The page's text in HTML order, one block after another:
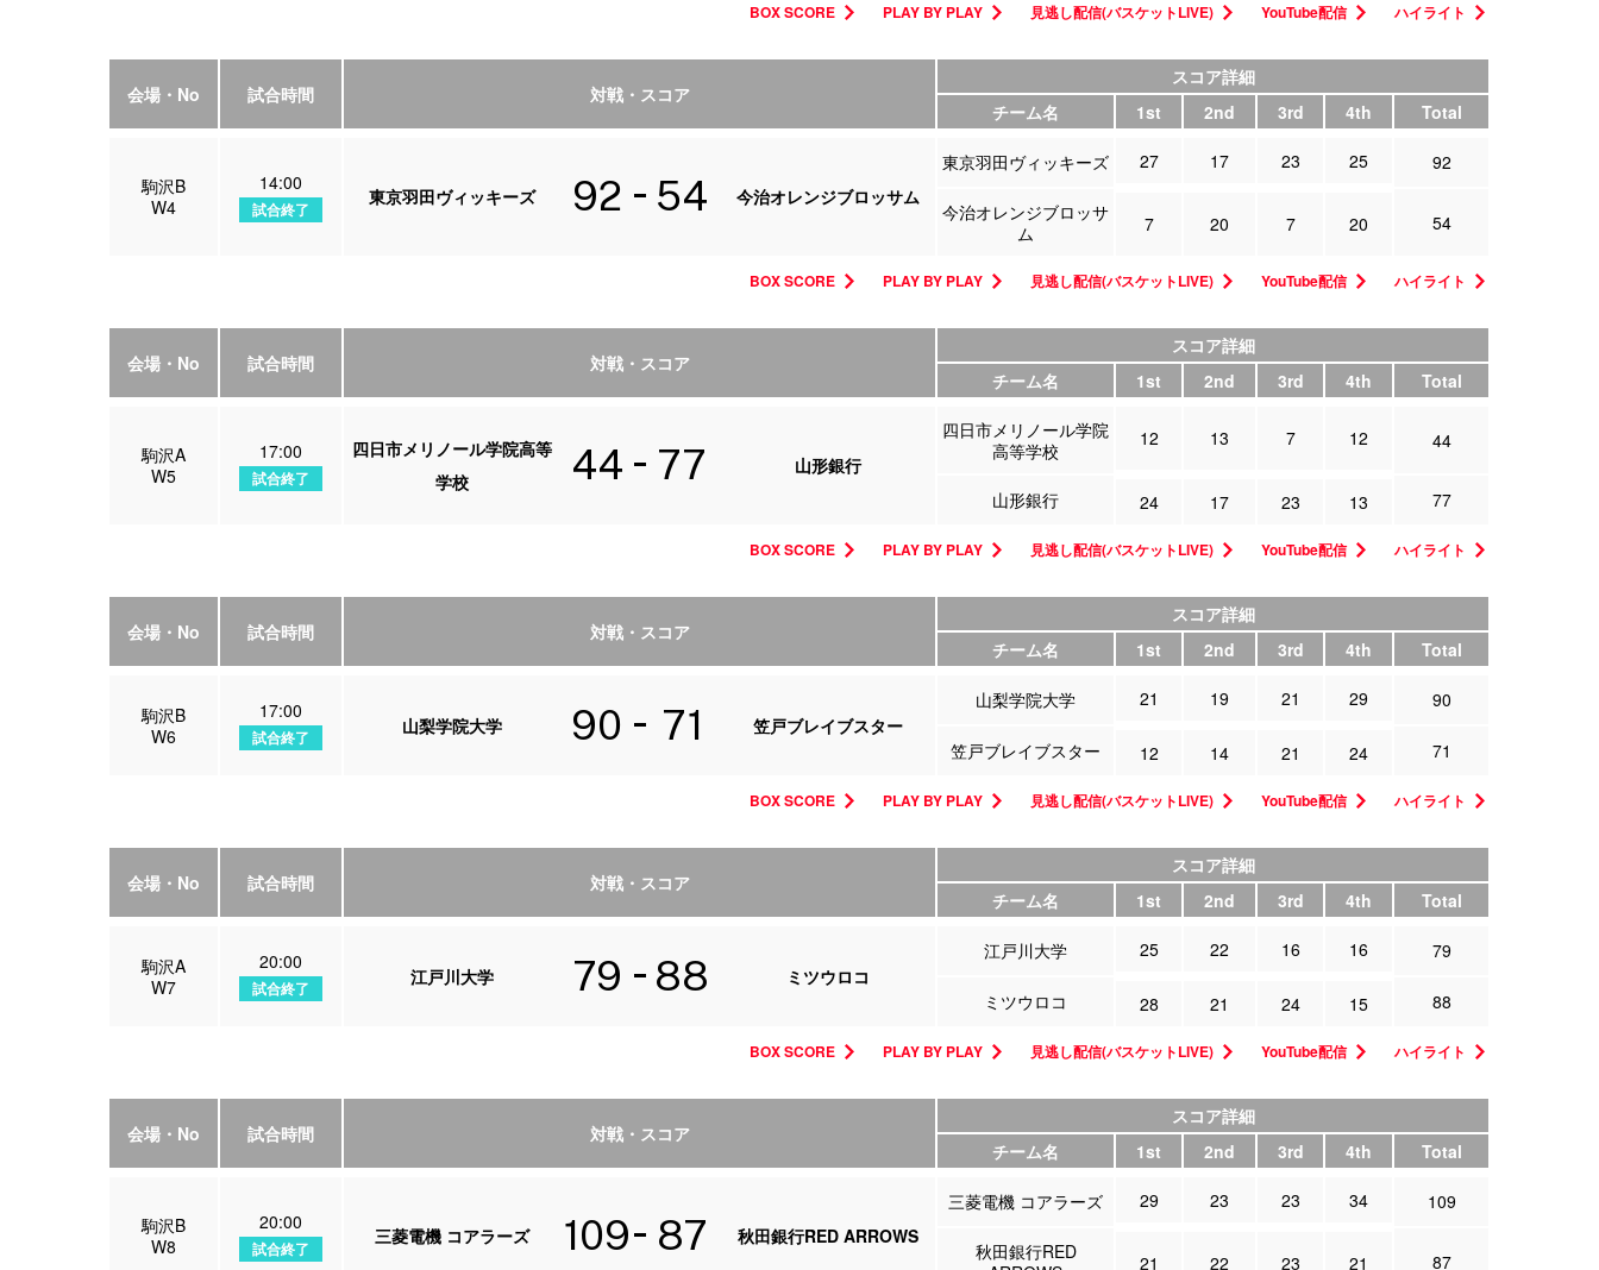
BOX SCORE PLAY BY PLAY 見逃し配信(バスケットLIVE) YouTube配信 ハイライト
会場・No 試合時間 対戦・スコア
スコア詳細
チーム名
1st 2nd 3rd 4th Total
駒沢B
W4
14:00
試合終了
東京羽田ヴィッキーズ 92 54 今治オレンジブロッサム
東京羽田ヴィッキーズ 27 17 23 25 92
今治オレンジブロッサ
ム
7 20 7 20 54
BOX SCORE PLAY BY PLAY 見逃し配信(バスケットLIVE) YouTube配信 ハイライト
会場・No 試合時間 対戦・スコア
スコア詳細
チーム名
1st 2nd 3rd 4th Total
駒沢A
W5
17:00
試合終了
四日市メリノール学院高等
学校
44 77 山形銀行
四日市メリノール学院
高等学校
12 13 7 12 44
山形銀行 24 17 23 13 77
BOX SCORE PLAY BY PLAY 見逃し配信(バスケットLIVE) YouTube配信 ハイライト
会場・No 試合時間 対戦・スコア
スコア詳細
チーム名
1st 2nd 3rd 4th Total
駒沢B
W6
17:00
試合終了 山梨学院大学 90 71 笠戸ブレイブスター
山梨学院大学 21 19 21 29 90
笠戸ブレイブスター 12 14 21 24 71
BOX SCORE PLAY BY PLAY 見逃し配信(バスケットLIVE) YouTube配信 ハイライト
会場・No 試合時間 対戦・スコア
スコア詳細
チーム名
1st 2nd 3rd 4th Total
駒沢A
W7
20:00
試合終了 江戸川大学 79 88 ミツウロコ
江戸川大学 25 22 16 16 79
ミツウロコ 28 21 24 15 88
BOX SCORE PLAY BY PLAY 見逃し配信(バスケットLIVE) YouTube配信 ハイライト
会場・No 試合時間 対戦・スコア
スコア詳細
チーム名
1st 2nd 3rd 4th Total
駒沢B
W8
20:00
試合終了
三菱電機 コアラーズ 109 87 秋田銀行RED ARROWS
三菱電機 コアラーズ 29 23 23 34 109
秋田銀行RED
21 22 23 21 87